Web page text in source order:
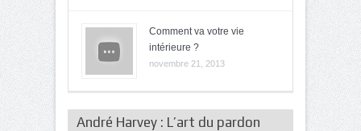
Comment va votre vie
intérieure ?
novembre 21, 2013
André Harvey : L’art du pardon